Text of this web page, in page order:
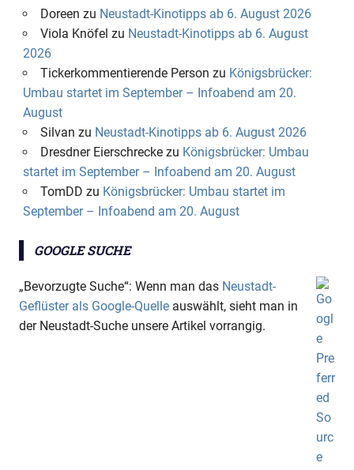
Doreen zu Neustadt-Kinotipps ab 6. August 2026
Viola Knöfel zu Neustadt-Kinotipps ab 6. August
2026
Tickerkommentierende Person zu Königsbrücker:
Umbau startet im September – Infoabend am 20.
August
Silvan zu Neustadt-Kinotipps ab 6. August 2026
Dresdner Eierschreckezu Königsbrücker: Umbau
startet im September – Infoabend am 20. August
TomDD zu Königsbrücker: Umbau startet im
September – Infoabend am 20. August
GOOGLE SUCHE
„Bevorzugte Suche“: Wenn man das Neustadt-
Geflüster als Google-Quelle auswählt, sieht man in
der Neustadt-Suche unsere Artikel vorrangig.